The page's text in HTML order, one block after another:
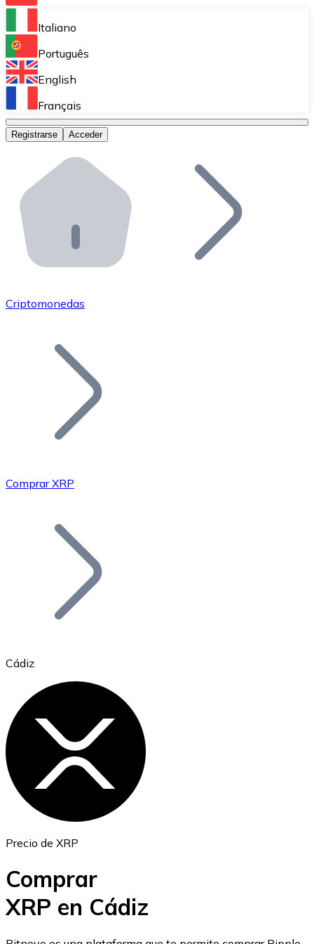
Bitnovo Ramp
Integra nuestra solución en tu plataforma.
Bitnovo Giftcards
Bitnovo OTC
Bitnovo ATM
Integra un ATM Bitnovo en tu negocio y permite que
Bitnovo API
Integra nuestra API en tu ecosistema.
Únete a nuestra red de distribuidores.
Añade tu proyecto a nuestro ecosistema.
Bitcoin
Ethereum
USD Coin
Italiano
Português
English
Français
Registrarse Acceder
Criptomonedas
Comprar XRP
Cádiz
Precio de XRP
Comprar
XRP en Cádiz